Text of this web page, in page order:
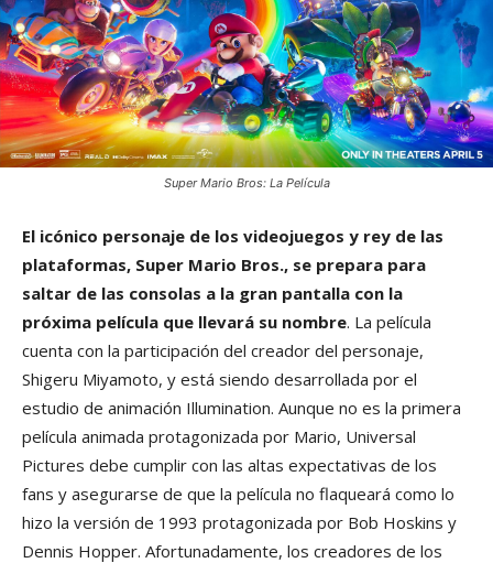
Super Mario Bros: La Película
El icónico personaje de los videojuegos y rey de las
plataformas, Super Mario Bros., se prepara para
saltar de las consolas a la gran pantalla con la
próxima película que llevará su nombre. La película
cuenta con la participación del creador del personaje,
Shigeru Miyamoto, y está siendo desarrollada por el
estudio de animación Illumination. Aunque no es la primera
película animada protagonizada por Mario, Universal
Pictures debe cumplir con las altas expectativas de los
fans y asegurarse de que la película no flaqueará como lo
hizo la versión de 1993 protagonizada por Bob Hoskins y
Dennis Hopper. Afortunadamente, los creadores de los